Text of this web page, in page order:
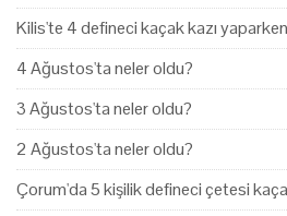
Kilis'te 4 defineci kaçak kazı
4 Ağustos'ta neler oldu?
3 Ağustos'ta neler oldu?
2 Ağustos'ta neler oldu?
Çorum'da 5 kişilik defineci çetesi